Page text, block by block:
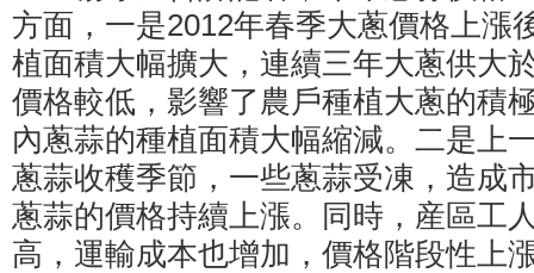
方面，一是2012年春季大蔥價格上漲
植面積大幅擴大，連續三年大蔥供大
價格較低，影響了農戶種植大蔥的積
內蔥蒜的種植面積大幅縮減。二是上
蔥蒜收穫季節，一些蔥蒜受凍，造成
蔥蒜的價格持續上漲。同時，産區工
高，運輸成本也增加，價格階段性上